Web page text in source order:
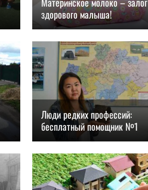
здорового малыша!
27.08.2018, 14:00
Люди редких профессий:
бесплатный помощник №1
27.08.2018, 11:00